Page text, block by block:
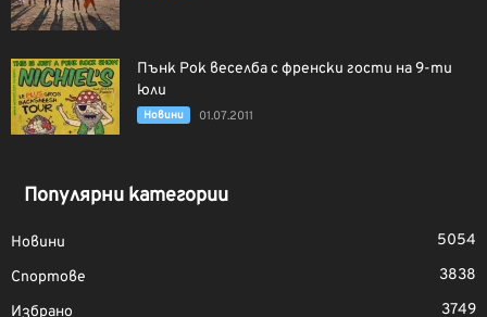
Пънк Рок веселба с френски гости на 9-ти
юли
Новини 01.07.2011
Популярни категории
Новини
5054
Спортове
3838
Избрано
3749